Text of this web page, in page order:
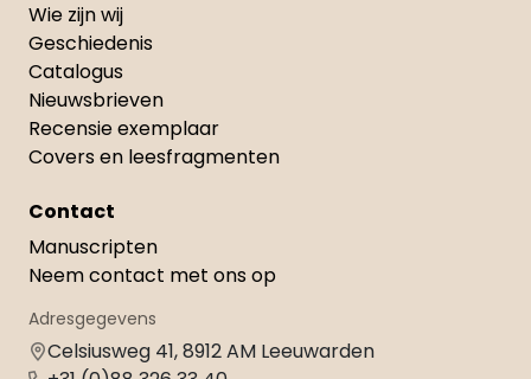
Wie zijn wij
Geschiedenis
Catalogus
Nieuwsbrieven
Recensie exemplaar
Covers en leesfragmenten
Contact
Manuscripten
Neem contact met ons op
Adresgegevens
Celsiusweg 41, 8912 AM Leeuwarden